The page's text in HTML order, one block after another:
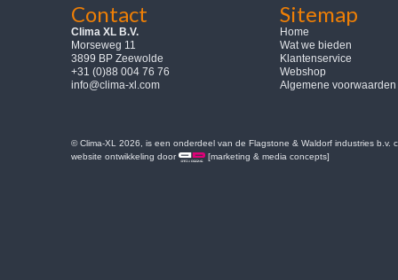
Contact
Clima XL B.V.
Morseweg 11
3899 BP Zeewolde
+31 (0)88 004 76 76
info@clima-xl.com
Sitemap
Home
Wat we bieden
Klantenservice
Webshop
Algemene voorwaarden
© Clima-XL 2026, is een onderdeel van de Flagstone & Waldorf industries b.v.
website ontwikkeling door
[marketing & media concepts]